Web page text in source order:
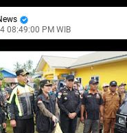
08:49:00 PM WIB